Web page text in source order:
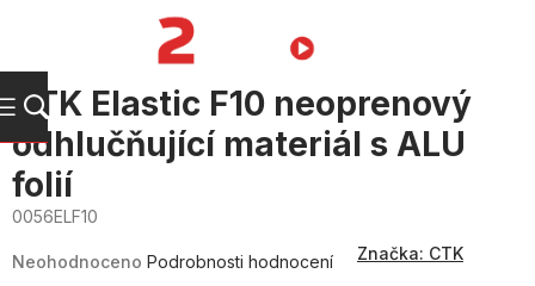
CTK Elastic F10 neoprenový
odhlučňující materiál s ALU
folií
0056ELF10
hodnocení
produktu
Neohodnoceno Podrobnosti hodnocení Značka: CTK